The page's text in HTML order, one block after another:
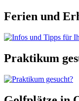
Ferien und
Praktikum